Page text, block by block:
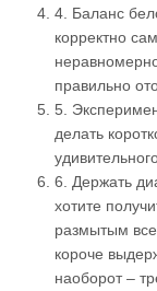
4. Баланс
корректно
правильно
5.
делать
6. Держать
хотите
размытым
короче
наоборот –